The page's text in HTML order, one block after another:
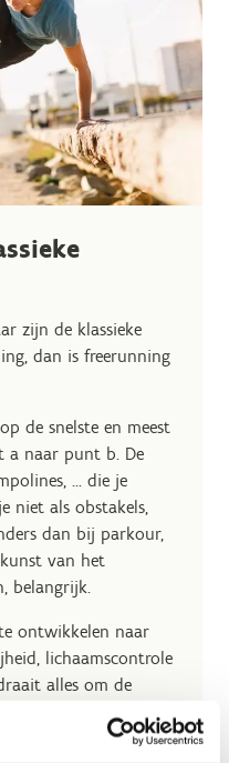
zijn de klassieke
dan is freerunning
de snelste en meest
a naar punt b. De
... die je
niet als obstakels,
dan bij parkour,
van het
belangrijk.
ontwikkelen naar
lichaamscontrole
alles om de